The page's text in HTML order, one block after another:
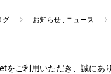
グ お知らせ , ニュース
をご利用いただき、誠にあ